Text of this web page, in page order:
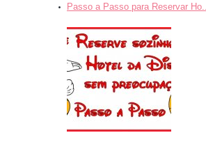
Passo a Passo para Reservar Ho...